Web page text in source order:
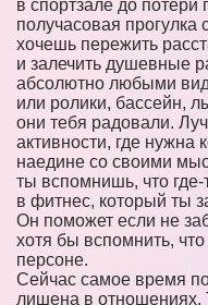
в спортзале до
получасовая прогулка
хочешь пережить
и залечить душевные
абсолютно любыми
или ролики, бассейн,
они тебя радовали.
активности, где нужна
наедине со своими
ты вспомнишь, что
в фитнес, который ты
Он поможет если не
хотя бы вспомнить,
персоне.
Сейчас самое время
лишена в отношениях.